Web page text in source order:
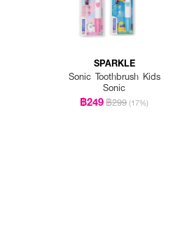
SPARKLE
Sonic Toothbrush Kids
Sonic
฿249฿299 (17%)